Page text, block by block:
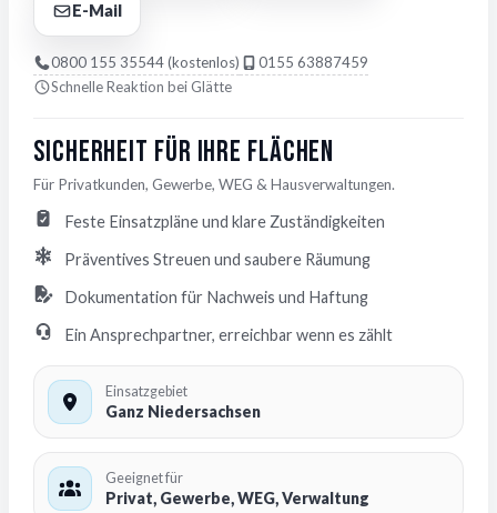
E-Mail
0800 155 35544 (kostenlos)
0155 63887459
Schnelle Reaktion bei Glätte
Sicherheit für Ihre Flächen
Für Privatkunden, Gewerbe, WEG & Hausverwaltungen.
Feste Einsatzpläne und klare Zuständigkeiten
Präventives Streuen und saubere Räumung
Dokumentation für Nachweis und Haftung
Ein Ansprechpartner, erreichbar wenn es zählt
Einsatzgebiet
Ganz Niedersachsen
Geeignet für
Privat, Gewerbe, WEG, Verwaltung